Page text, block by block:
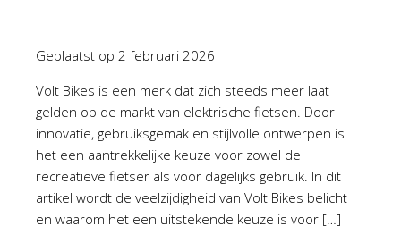
Geplaatst op 2 februari 2026
Volt Bikes is een merk dat zich steeds meer laat
gelden op de markt van elektrische fietsen. Door
innovatie, gebruiksgemak en stijlvolle ontwerpen is
het een aantrekkelijke keuze voor zowel de
recreatieve fietser als voor dagelijks gebruik. In dit
artikel wordt de veelzijdigheid van Volt Bikes belicht
en waarom het een uitstekende keuze is voor […]